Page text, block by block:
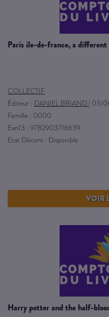
paris ile-de-france, a
COLLECTIF
Éditeur : DANIEL BRIAND | 03/
Famille : 0000
Ean13 : 9782903716639
Etat Dilicom : Disponible
VOIR
harry potter and the half-